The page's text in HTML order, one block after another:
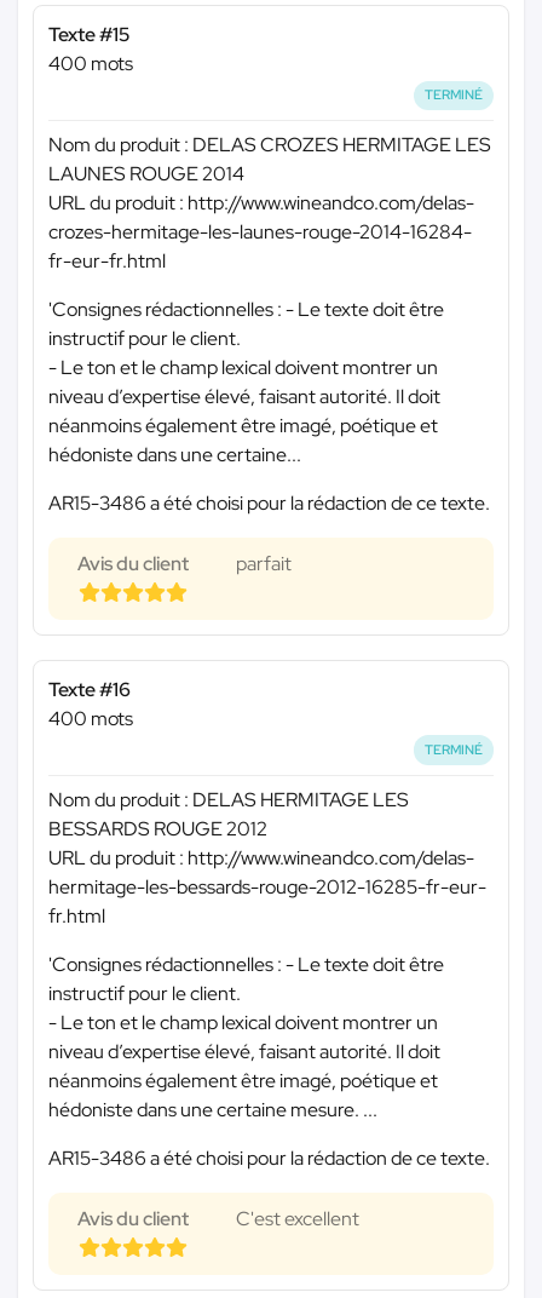
Texte #15
400 mots
TERMINÉ
Nom du produit : DELAS CROZES HERMITAGE LES
LAUNES ROUGE 2014
URL du produit : http://www.wineandco.com/delas-
crozes-hermitage-les-launes-rouge-2014-16284-
fr-eur-fr.html
'Consignes rédactionnelles : - Le texte doit être
instructif pour le client.
- Le ton et le champ lexical doivent montrer un
niveau d’expertise élevé, faisant autorité. Il doit
néanmoins également être imagé, poétique et
hédoniste dans une certaine...
AR15-3486 a été choisi pour la rédaction de ce texte.
Avis du client parfait
Texte #16
400 mots
TERMINÉ
Nom du produit : DELAS HERMITAGE LES
BESSARDS ROUGE 2012
URL du produit : http://www.wineandco.com/delas-
hermitage-les-bessards-rouge-2012-16285-fr-eur-
fr.html
'Consignes rédactionnelles : - Le texte doit être
instructif pour le client.
- Le ton et le champ lexical doivent montrer un
niveau d’expertise élevé, faisant autorité. Il doit
néanmoins également être imagé, poétique et
hédoniste dans une certaine mesure. ...
AR15-3486 a été choisi pour la rédaction de ce texte.
Avis du client C'est excellent